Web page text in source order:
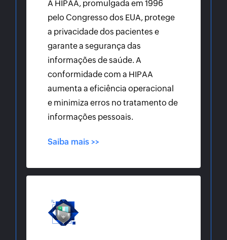
A HIPAA, promulgada em 1996
pelo Congresso dos EUA, protege
a privacidade dos pacientes e
garante a segurança das
informações de saúde. A
conformidade com a HIPAA
aumenta a eficiência operacional
e minimiza erros no tratamento de
informações pessoais.
Saiba mais >>